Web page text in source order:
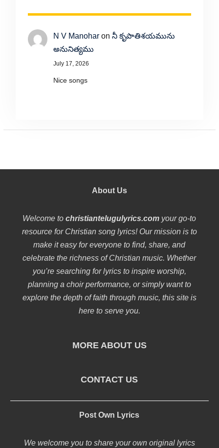
N V Manoharon నీ కృపాతిశయమును
అనునిత్యము
July 17, 2026
Nice songs
About Us
Welcome tochristiantelugulyrics.com your go-to
resource for Christian song lyrics! Our mission is to
make it easy for everyone to find, share, and
celebrate the richness of Christian music. Whether
you’re searching for lyrics to inspire worship,
planning a choir performance, or simply want to
explore the depth of faith through music, this site is
here to serve you.
MORE ABOUT US
CONTACT US
Post Own Lyrics
We welcome you to share your own original lyrics